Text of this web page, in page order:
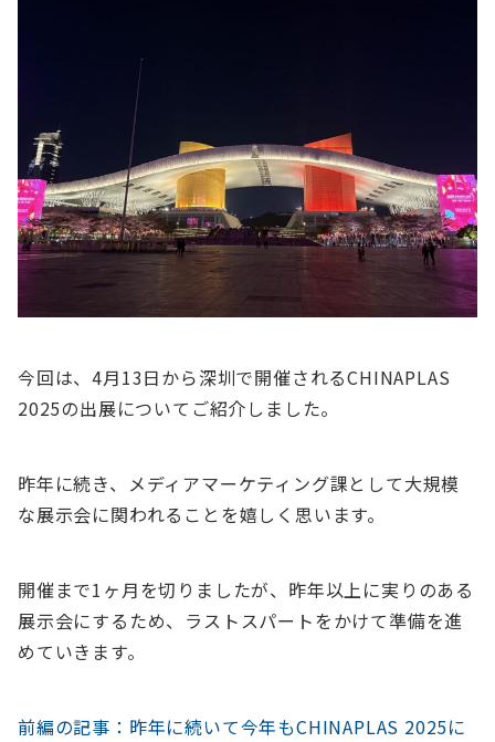
今回は、4月13日から深圳で開催されるCHINAPLAS
2025の出展についてご紹介しました。
昨年に続き、メディアマーケティング課として大規模
な展示会に関われることを嬉しく思います。
開催まで1ヶ月を切りましたが、昨年以上に実りのある
展示会にするため、ラストスパートをかけて準備を進
めていきます。
前編の記事：昨年に続いて今年もCHINAPLAS 2025に